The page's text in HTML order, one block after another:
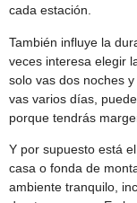
cada estación.
También influye la
veces interesa elegir
solo vas dos noches
vas varios días,
porque tendrás
Y por supuesto está
casa o fonda de
ambiente tranquilo,